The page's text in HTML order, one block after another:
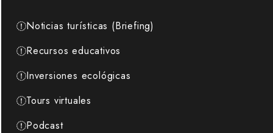
Noticias turísticas (Briefing)
Recursos educativos
Inversiones ecológicas
Tours virtuales
Podcast